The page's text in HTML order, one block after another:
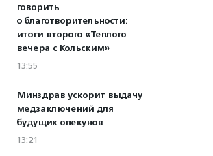
говорить
о благотворительности:
итоги второго «Теплого
вечера с Кольским»
13:55
Минздрав ускорит выдачу
медзаключений для
будущих опекунов
13:21